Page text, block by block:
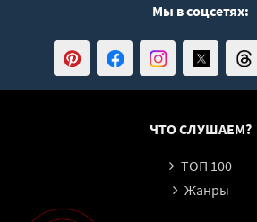
Мы в соцсетях:
ЧТО СЛУШАЕМ?
ТОП 100
Жанры